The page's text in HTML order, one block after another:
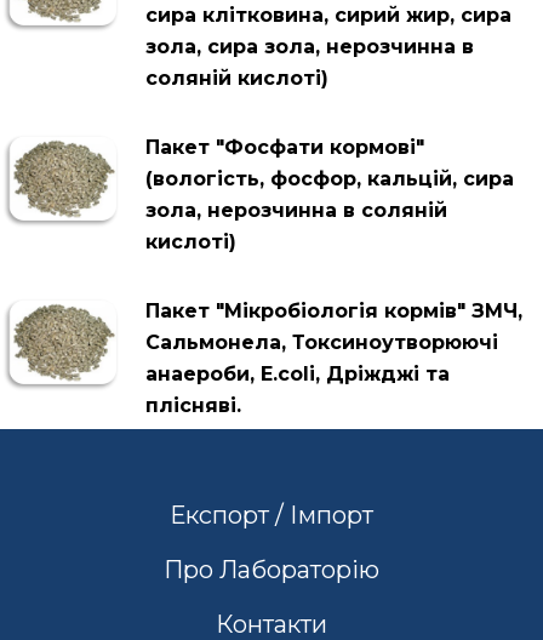
сира клітковина, сирий жир, сира
зола, сира зола, нерозчинна в
соляній кислоті)
Пакет "Фосфати кормові"
(вологість, фосфор, кальцій, сира
зола, нерозчинна в соляній
кислоті)
Пакет "Мікробіологія кормів" ЗМЧ,
Сальмонела, Токсиноутворюючі
анаероби, Е.colі, Дріжджі та
плісняві.
Експорт / Імпорт
Про Лабораторію
Контакти